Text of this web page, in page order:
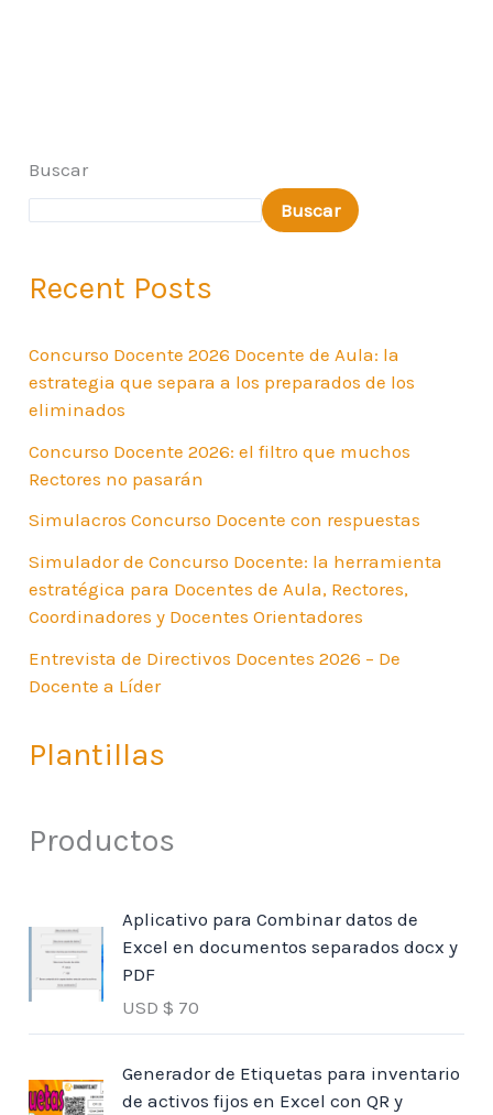
Buscar
Buscar
Recent Posts
Concurso Docente 2026 Docente de Aula: la
estrategia que separa a los preparados de los
eliminados
Concurso Docente 2026: el filtro que muchos
Rectores no pasarán
Simulacros Concurso Docente con respuestas
Simulador de Concurso Docente: la herramienta
estratégica para Docentes de Aula, Rectores,
Coordinadores y Docentes Orientadores
Entrevista de Directivos Docentes 2026 – De
Docente a Líder
Plantillas
Productos
Aplicativo para Combinar datos de
Excel en documentos separados docx y
PDF
USD $ 70
Generador de Etiquetas para inventario
de activos fijos en Excel con QR y